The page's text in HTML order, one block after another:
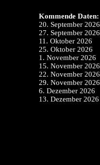
Kommende Daten:
20. September 2026
27. September 2026
11. Oktober 2026
25. Oktober 2026
1. November 2026
15. November 2026
22. November 2026
29. November 2026
6. Dezember 2026
13. Dezember 2026